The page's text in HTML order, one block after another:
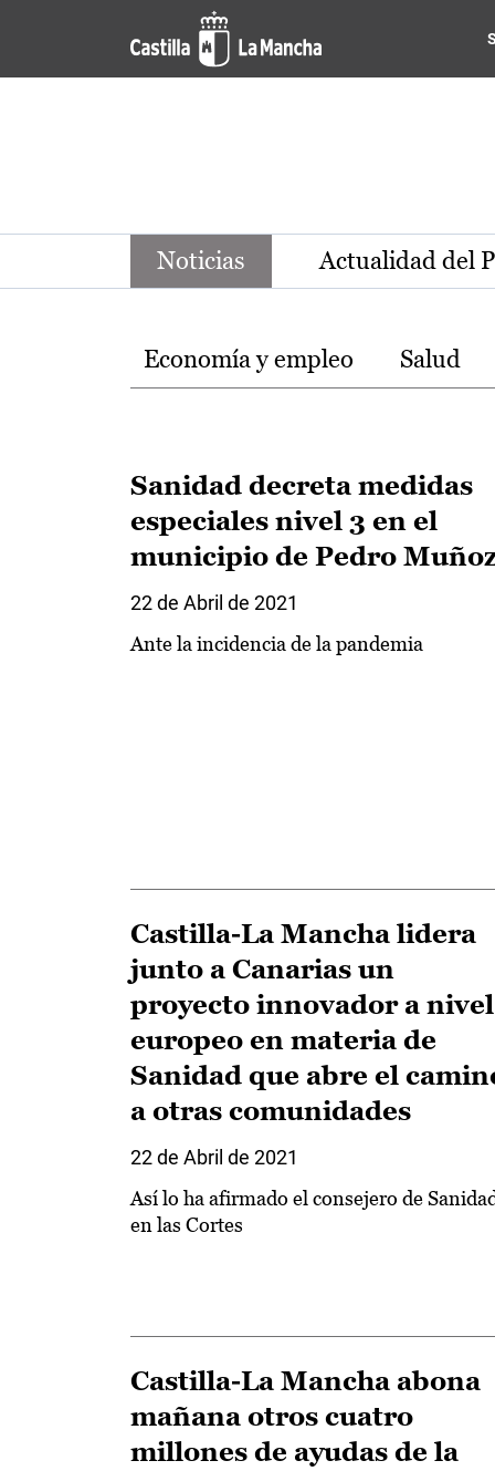
Pasar al contenido principal
Noticias de la región de
Noticias Actualidad del
Temas
Economía y empleo Salud
Sanidad decreta medidas
especiales nivel 3 en el
municipio de Pedro
22 de Abril de 2021
Ante la incidencia de la pandemia
Castilla-La Mancha lidera
junto a Canarias un
proyecto innovador a nivel
europeo en materia de
Sanidad que abre el
a otras comunidades
22 de Abril de 2021
Así lo ha afirmado el consejero de
en las Cortes
Castilla-La Mancha abona
mañana otros cuatro
millones de ayudas de la